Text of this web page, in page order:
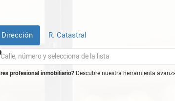
Dirección R. Catastral
¿Eres profesional inmobiliario? Descubre nuestra herramienta